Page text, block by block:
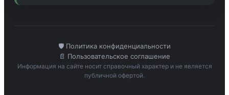
🛡️ Политика конфиденциальности
📄 Пользовательское соглашение
Информация на сайте носит справочный характер и не является
публичной офертой.